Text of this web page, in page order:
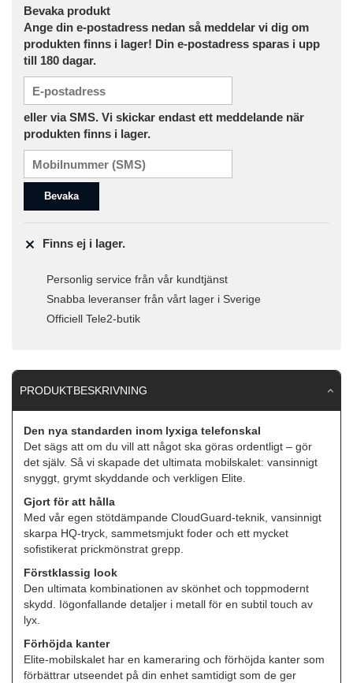
Bevaka produkt
Ange din e-postadress nedan så meddelar vi dig om
produkten finns i lager! Din e-postadress sparas i upp
till 180 dagar.
eller via SMS. Vi skickar endast ett meddelande när
produkten finns i lager.
Bevaka
Finns ej i lager.
Personlig service från vår kundtjänst
Snabba leveranser från vårt lager i Sverige
Officiell Tele2-butik
PRODUKTBESKRIVNING
Den nya standarden inom lyxiga telefonskal
Det sägs att om du vill att något ska göras ordentligt – gör
det själv. Så vi skapade det ultimata mobilskalet: vansinnigt
snyggt, grymt skyddande och verkligen Elite.
Gjort för att hålla
Med vår egen stötdämpande CloudGuard-teknik, vansinnigt
skarpa HQ-tryck, sammetsmjukt foder och ett mycket
sofistikerat prickmönstrat grepp.
Förstklassig look
Den ultimata kombinationen av skönhet och toppmodernt
skydd. Iögonfallande detaljer i metall för en subtil touch av
lyx.
Förhöjda kanter
Elite-mobilskalet har en kameraring och förhöjda kanter som
förbättrar utseendet på din enhet samtidigt som de ger